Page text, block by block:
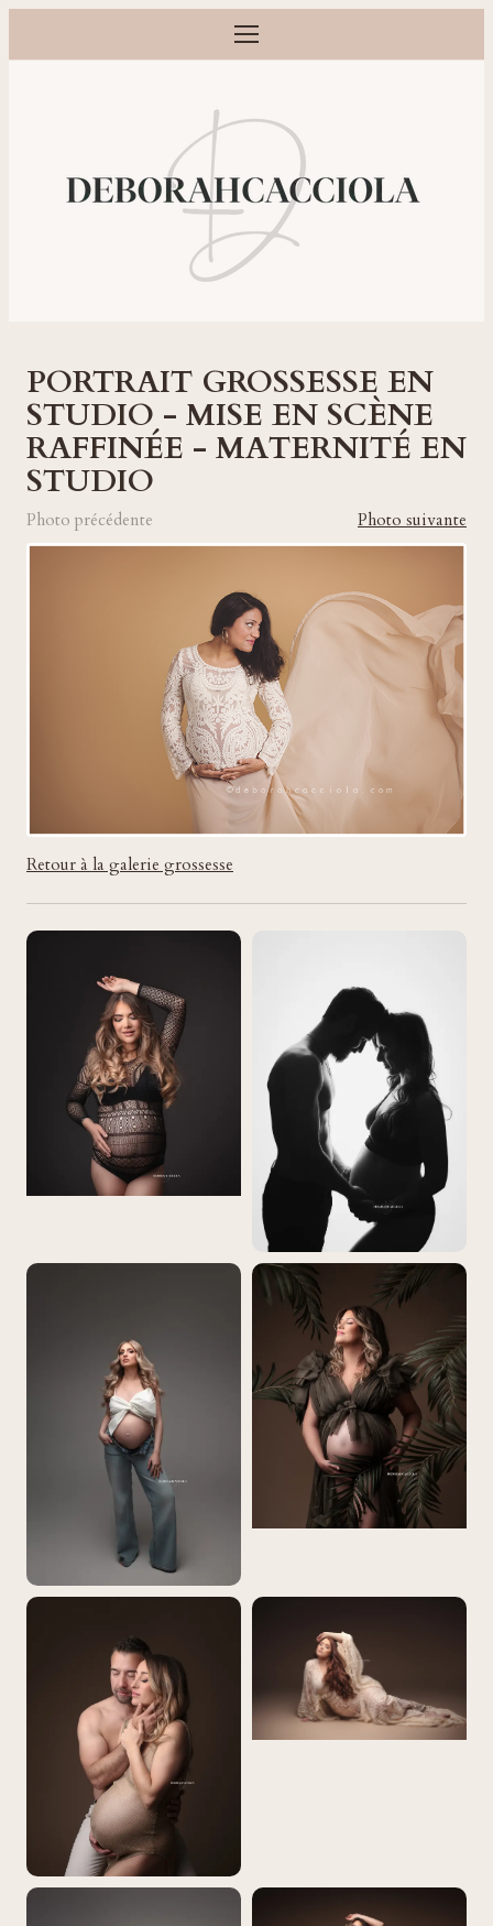
Ouvrir le menu
Photographe grossesse, naissance, bébé et famille à Orléans
PORTRAIT GROSSESSE EN
STUDIO - MISE EN SCÈNE
RAFFINÉE - MATERNITÉ EN
STUDIO
Photo précédente Photo suivante
Retour à la galerie grossesse